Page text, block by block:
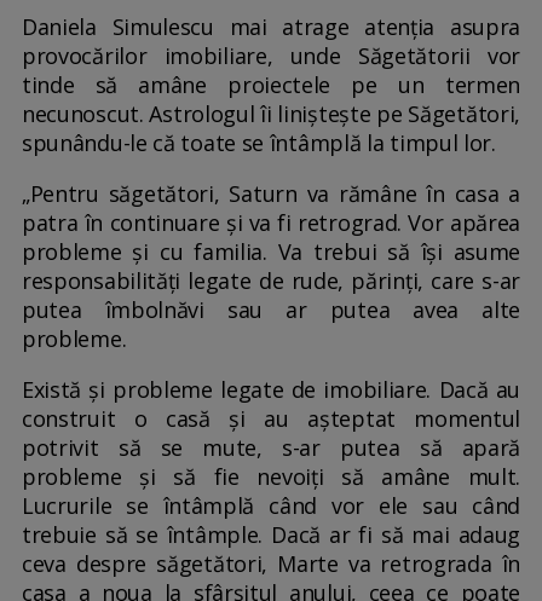
Daniela Simulescu mai atrage atenția asupra
provocărilor imobiliare, unde Săgetătorii vor
tinde să amâne proiectele pe un termen
necunoscut. Astrologul îi liniștește pe Săgetători,
spunându-le că toate se întâmplă la timpul lor.
„Pentru săgetători, Saturn va rămâne în casa a
patra în continuare și va fi retrograd. Vor apărea
probleme și cu familia. Va trebui să își asume
responsabilități legate de rude, părinți, care s-ar
putea îmbolnăvi sau ar putea avea alte
probleme.
Există și probleme legate de imobiliare. Dacă au
construit o casă și au așteptat momentul
potrivit să se mute, s-ar putea să apară
probleme și să fie nevoiți să amâne mult.
Lucrurile se întâmplă când vor ele sau când
trebuie să se întâmple. Dacă ar fi să mai adaug
ceva despre săgetători, Marte va retrograda în
casa a noua la sfârșitul anului, ceea ce poate